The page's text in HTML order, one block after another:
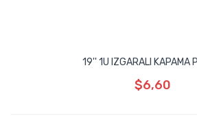
19'' 1U IZGARALI KAPAMA
$6,60